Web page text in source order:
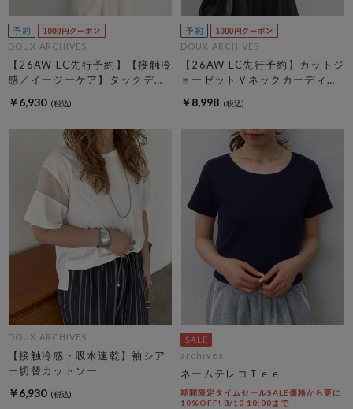
DOUX ARCHIVES
【26AW EC先行予約】【接触冷
感／イージーケア】タックデザ
￥6,930
DOUX ARCHIVES
【26AW EC先行予約】カットジ
ョーゼットＶネックカーディガ
￥8,998
DOUX ARCHIVES
【接触冷感・吸水速乾】袖シア
ー切替カットソー
￥6,930
archives
ネームテレコＴｅｅ
期間限定タイムセールSALE価格から更に
10%OFF! 8/10 10:00まで